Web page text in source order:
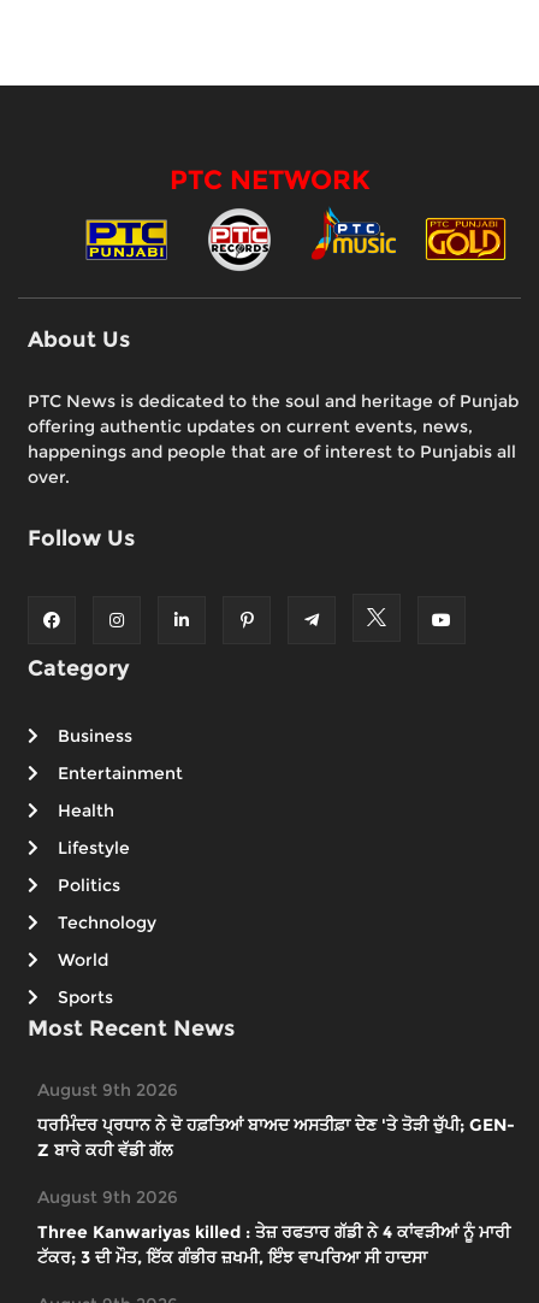
PTC NETWORK
About Us
PTC News is dedicated to the soul and heritage of Punjab
offering authentic updates on current events, news,
happenings and people that are of interest to Punjabis all
over.
Follow Us
Category
Business
Entertainment
Health
Lifestyle
Politics
Technology
World
Sports
Most Recent News
August 9th 2026
ਧਰਮਿੰਦਰ ਪ੍ਰਧਾਨ ਨੇ ਦੋ ਹਫ਼ਤਿਆਂ ਬਾਅਦ ਅਸਤੀਫ਼ਾ ਦੇਣ 'ਤੇ ਤੋੜੀ ਚੁੱਪੀ; GEN-
Z ਬਾਰੇ ਕਹੀ ਵੱਡੀ ਗੱਲ
August 9th 2026
Three Kanwariyas killed : ਤੇਜ਼ ਰਫਤਾਰ ਗੱਡੀ ਨੇ 4 ਕਾਂਵੜੀਆਂ ਨੂੰ ਮਾਰੀ
ਟੱਕਰ; 3 ਦੀ ਮੌਤ, ਇੱਕ ਗੰਭੀਰ ਜ਼ਖਮੀ, ਇੰਝ ਵਾਪਰਿਆ ਸੀ ਹਾਦਸਾ